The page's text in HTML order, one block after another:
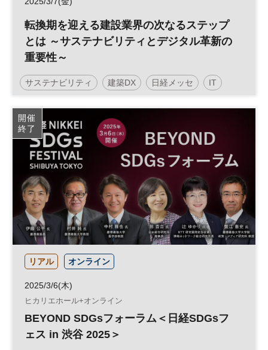
転換期を迎える建設業界の次なるステップ
とは ～サステナビリティとデジタル革新の
重要性～
サステナビリティ 建築DX 日経メッセ IT
建築・建材展
日経メッセプレミアム・カンファレンス・シリーズ
日経プレミアム・カンファレンス・シリーズ
開催
終了
リアル オンライン
2025/3/6(木)
ヒカリエホール+オンライン
BEYOND SDGsフォーラム＜日経SDGsフ
ェス in 渋谷 2025＞